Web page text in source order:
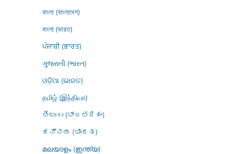
বাংলা (বাংলাদেশ)
বাংলা (ভারত)
ਪੰਜਾਬੀ (ਭਾਰਤ)
ગુજરાતી (ભારત)
ଓଡ଼ିଆ (ଭାରତ)
தமிழ் (இந்தியா)
తెలుగు (భారతదేశం)
ಕನ್ನಡ (ಭಾರತ)
മലയാളം (ഇന്ത്യ)